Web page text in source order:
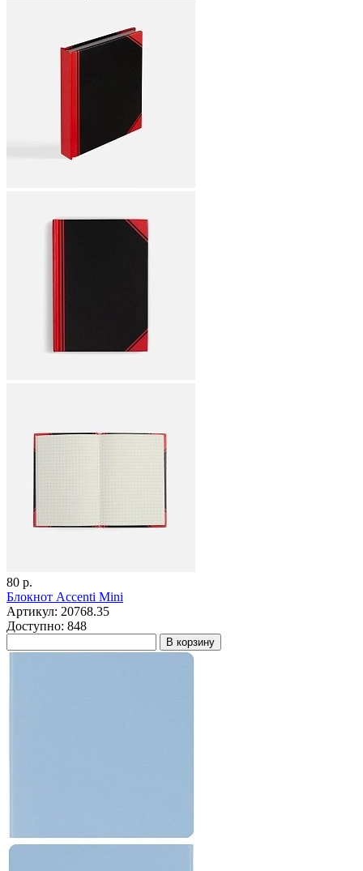
80 р.
Блокнот Accenti Mini
Артикул: 20768.35
Доступно: 848
В корзину